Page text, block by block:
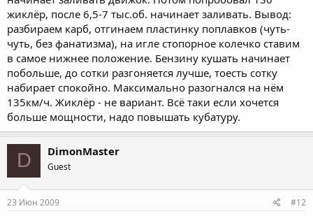
жиклёр, после 6,5-7 тыс.об. начинает заливать. Вывод:
разбираем карб, отгинаем пластинку поплавков (чуть-
чуть, без фанатизма), на игле стопорное колечко ставим
в самое нижнее положение. Бензину кушать начинает
побольше, до сотки разгоняется лучше, тоесть сотку
набирает спокойно. Максимально разогнался на нём
135км/ч. Жиклёр - не вариант. Всё таки если хочется
больше мощности, надо повышать кубатуру.
D DimonMaster
Guest
23 Июн 2009 #12